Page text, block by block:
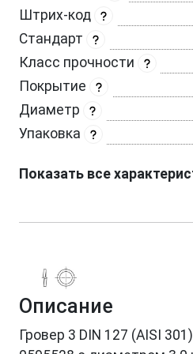
Штрих-код
Стандарт
Класс прочности
Покрытие
Диаметр
Упаковка
Показать все
Описание
Гровер 3 DIN 127 (AISI